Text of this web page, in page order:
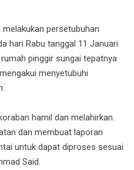
persetubuhan
hari Rabu tanggal 11 Januari
pinggir sungai tepatnya
menyetubuhi
hamil dan melahirkan.
dan membuat laporan
untuk dapat diproses sesuai
Said.